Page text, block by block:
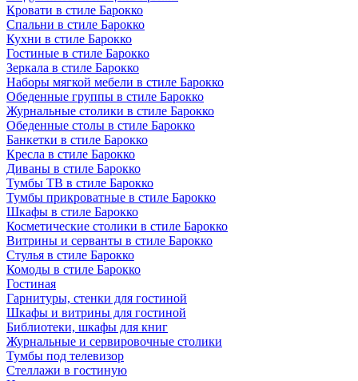
Кровати в стиле Барокко
Спальни в стиле Барокко
Кухни в стиле Барокко
Гостиные в стиле Барокко
Зеркала в стиле Барокко
Наборы мягкой мебели в стиле Барокко
Обеденные группы в стиле Барокко
Журнальные столики в стиле Барокко
Обеденные столы в стиле Барокко
Банкетки в стиле Барокко
Кресла в стиле Барокко
Диваны в стиле Барокко
Тумбы ТВ в стиле Барокко
Тумбы прикроватные в стиле Барокко
Шкафы в стиле Барокко
Косметические столики в стиле Барокко
Витрины и серванты в стиле Барокко
Стулья в стиле Барокко
Комоды в стиле Барокко
Гостиная
Гарнитуры, стенки для гостиной
Шкафы и витрины для гостиной
Библиотеки, шкафы для книг
Журнальные и сервировочные столики
Тумбы под телевизор
Стеллажи в гостиную